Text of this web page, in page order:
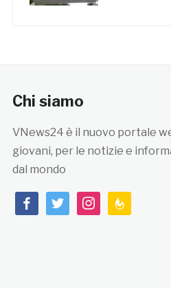
Chi siamo
VNews24 è il nuovo portale
giovani, per le notizie e
dal mondo
facebooktwitterinstagramfeedburner